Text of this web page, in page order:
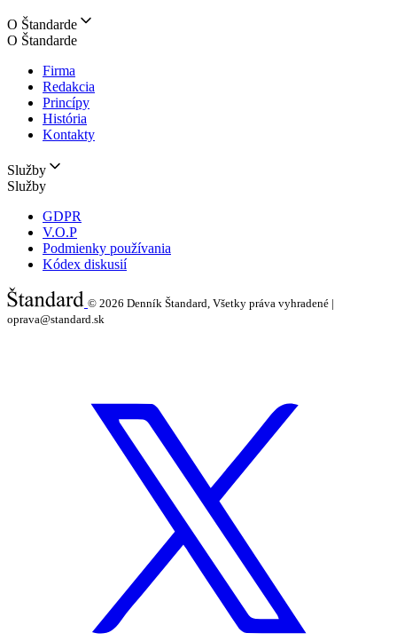
O Štandarde
O Štandarde
Firma
Redakcia
Princípy
História
Kontakty
Služby
Služby
GDPR
V.O.P
Podmienky používania
Kódex diskusií
© 2026 Denník Štandard, Všetky práva vyhradené |
oprava@standard.sk